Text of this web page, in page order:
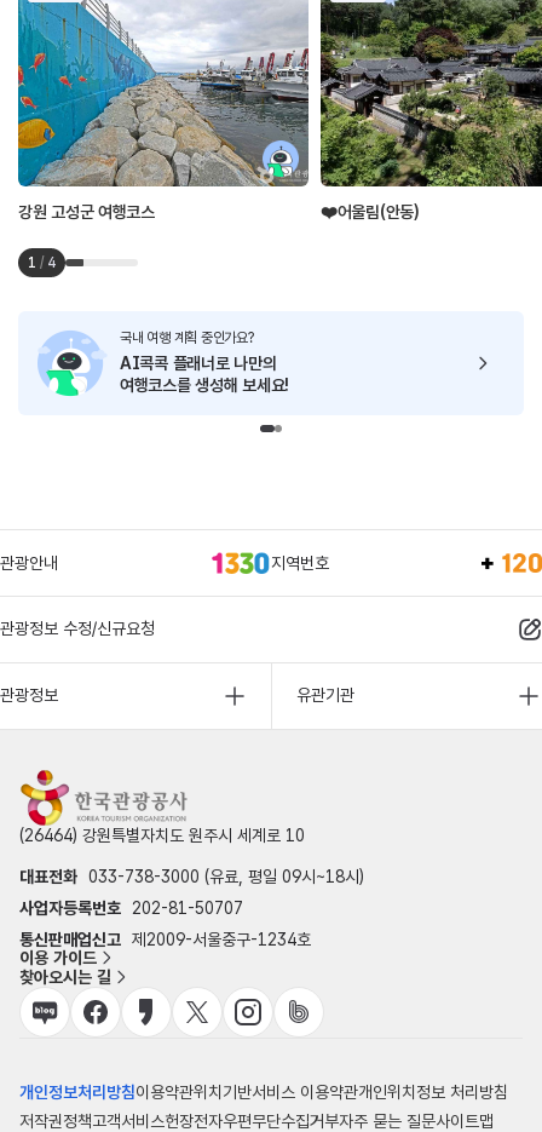
강원 고성군 여행코스 ❤️어울림(안동)
1 / 4
국내 여행 계획 중인가요?
AI콕콕 플래너로 나만의
여행코스를 생성해 보세요!
관광안내 지역번호
관광정보 수정/신규요청
관광정보 유관기관
(26464) 강원특별자치도 원주시 세계로 10
대표전화 033-738-3000 (유료, 평일 09시~18시)
사업자등록번호
202-81-50707
통신판매업신고 제2009-서울중구-1234호
이용 가이드
찾아오시는 길
개인정보처리방침이용약관위치기반서비스 이용약관개인위치정보 처리방침
저작권정책고객서비스헌장전자우편무단수집거부자주 묻는 질문사이트맵